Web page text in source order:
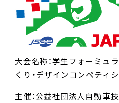
大会名称：学生フォーミュ
くり・デザインコンペティ
主催：公益社団法人自動車